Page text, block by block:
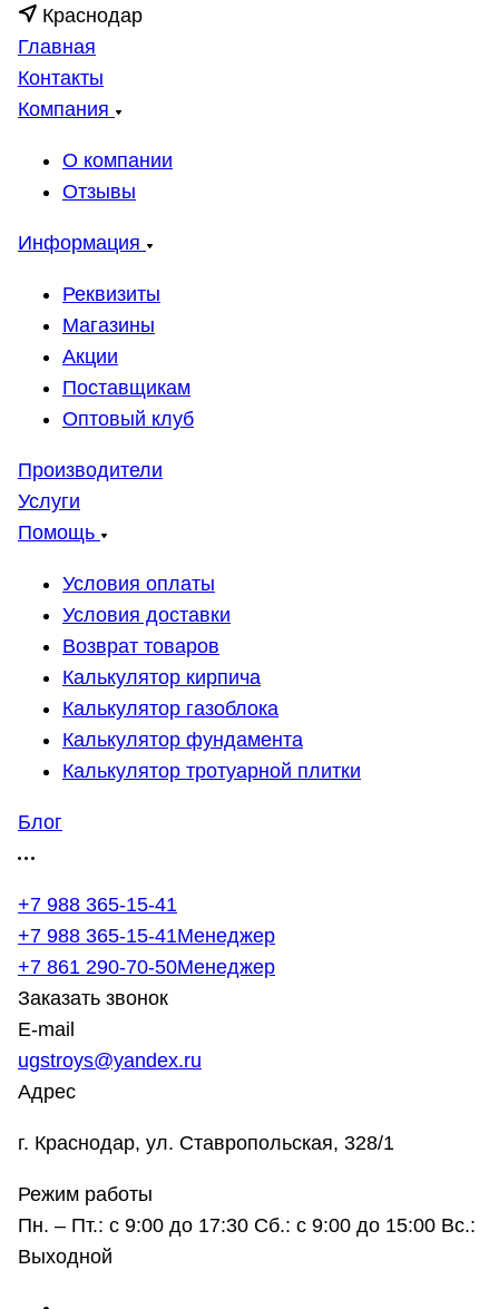
Краснодар
Главная
Контакты
Компания
О компании
Отзывы
Информация
Реквизиты
Магазины
Акции
Поставщикам
Оптовый клуб
Производители
Услуги
Помощь
Условия оплаты
Условия доставки
Возврат товаров
Калькулятор кирпича
Калькулятор газоблока
Калькулятор фундамента
Калькулятор тротуарной плитки
Блог
+7 988 365-15-41
+7 988 365-15-41Менеджер
+7 861 290-70-50Менеджер
Заказать звонок
E-mail
ugstroys@yandex.ru
Адрес
г. Краснодар, ул. Ставропольская, 328/1
Режим работы
Пн. – Пт.: с 9:00 до 17:30 Сб.: с 9:00 до 15:00 Вс.:
Выходной